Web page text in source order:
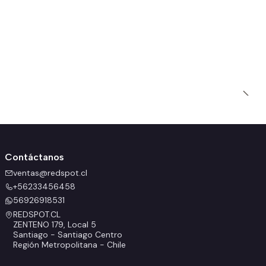
Contáctanos
ventas@redspot.cl
+56233456458
56926918531
REDSPOT.CL
ZENTENO 179, Local 5
Santiago - Santiago Centro
Región Metropolitana - Chile